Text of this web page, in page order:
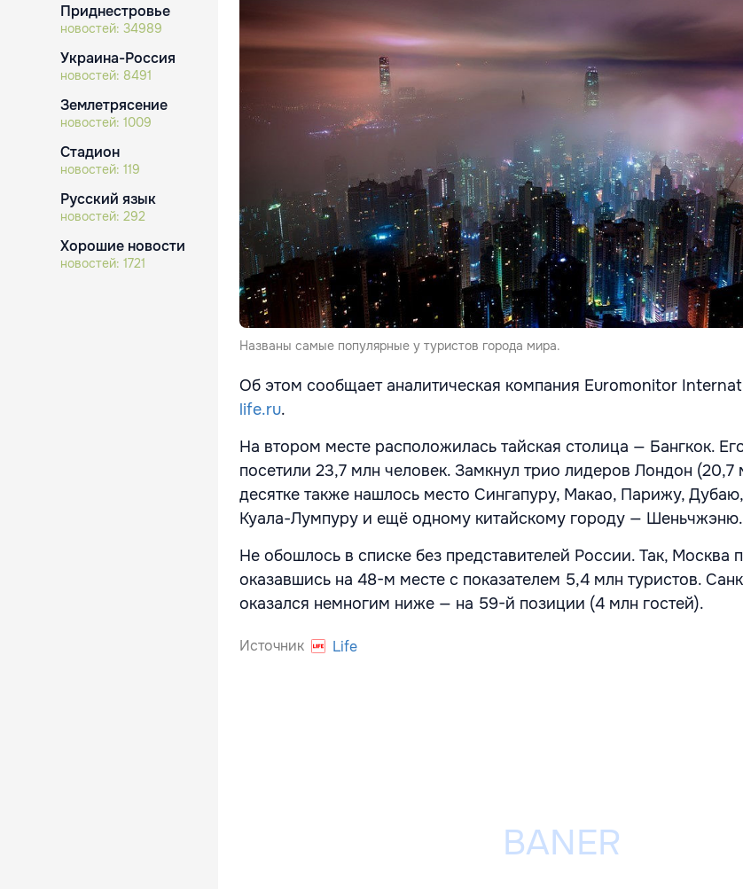
Приднестровье
новостей: 34989
Украина-Россия
новостей: 8491
Землетрясение
новостей: 1009
Стадион
новостей: 119
Русский язык
новостей: 292
Хорошие новости
новостей: 1721
Названы самые популярные у туристов города мира.
Об этом сообщает аналитическая компания Euromonitor
life.ru.
На втором месте расположилась тайская столица — Бангкок.
посетили 23,7 млн человек. Замкнул трио лидеров Лондон (20,7
десятке также нашлось место Сингапуру, Макао, Парижу,
Куала-Лумпуру и ещё одному китайскому городу — Шеньчжэню.
Не обошлось в списке без представителей России. Так, Москва
оказавшись на 48-м месте с показателем 5,4 млн туристов.
оказался немногим ниже — на 59-й позиции (4 млн гостей).
Источник Life